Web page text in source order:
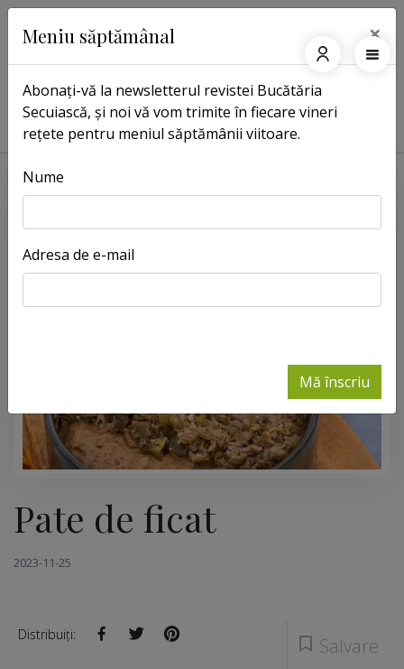
Pagina principală Rețete Pate de ficat
Pate de ficat
2023-11-25
Salvare
Distribuiți:
Meniu săptămânal ×
Abonați-vă la newsletterul revistei Bucătăria
Secuiască, și noi vă vom trimite în fiecare vineri
rețete pentru meniul săptămânii viitoare.
Nume
Adresa de e-mail
Mă înscriu